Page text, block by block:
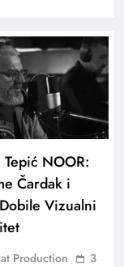
NOOR:
Čardak i
Vizualni
Production
3